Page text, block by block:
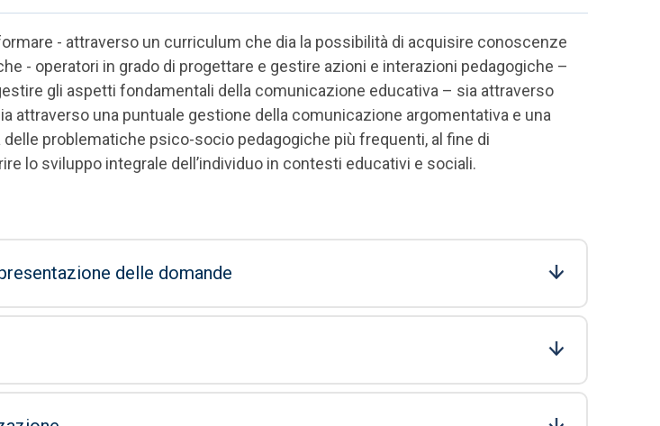
- attraverso un curriculum che dia la possibilità di acquisire conoscenze
- operatori in grado di progettare e gestire azioni e interazioni pedagogiche –
gli aspetti fondamentali della comunicazione educativa – sia attraverso
attraverso una puntuale gestione della comunicazione argomentativa e una
problematiche psico-socio pedagogiche più frequenti, al fine di
lo sviluppo integrale dell’individuo in contesti educativi e sociali.
delle domande